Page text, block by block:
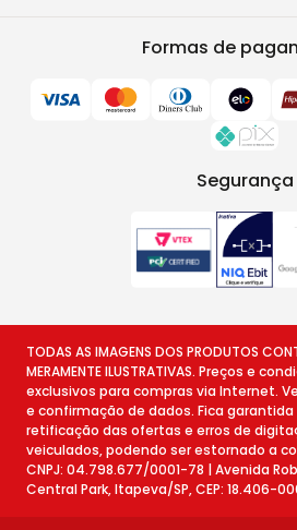
Formas de
Segurança
TODAS AS IMAGENS DOS PRODUTOS
MERAMENTE ILUSTRATIVAS. Preços e
exclusivos para compras via Internet.
e confirmação de dados. Fica
retificação das ofertas e erros de
veiculados, podendo ser estornado a
CNPJ: 04.798.677/0001-78 | Avenida
Central Park, Itapeva/SP, CEP: 18.406-